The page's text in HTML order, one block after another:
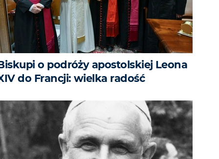
o podróży apostolskiej Leona
do Francji: wielka radość